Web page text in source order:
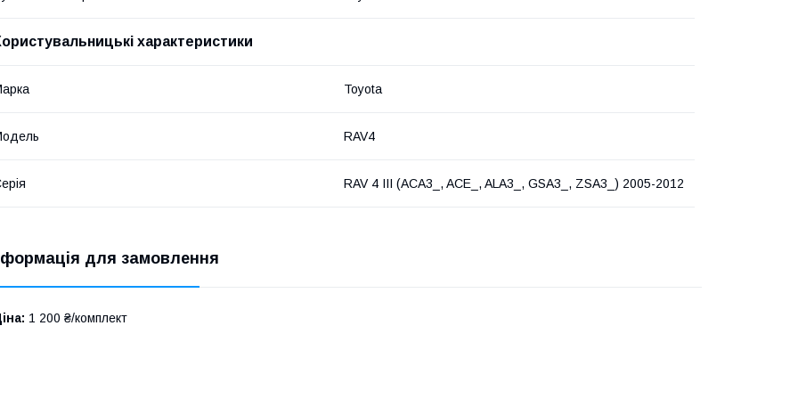
характеристики
Toyota
RAV4
RAV 4 III (ACA3_, ACE_, ALA3_, GSA3_, ZSA3_) 2005-2012
для замовлення
1 200 ₴/комплект